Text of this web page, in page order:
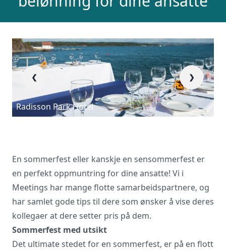
❮ ❯
Radisson Park Hotel
En sommerfest eller kanskje en sensommerfest er
en perfekt oppmuntring for dine ansatte! Vi i
Meetings har mange flotte samarbeidspartnere, og
har samlet gode tips til dere som ønsker å vise deres
kollegaer at dere setter pris på dem.
Sommerfest med utsikt
Det ultimate stedet for en sommerfest, er på en flott
ring oss på 23 13 15 15.